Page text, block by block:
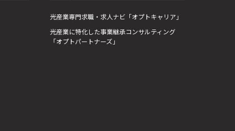
光産業専門求職・求人ナビ「オプトキャリア」
光産業に特化した事業継承コンサルティング
「オプトパートナーズ」